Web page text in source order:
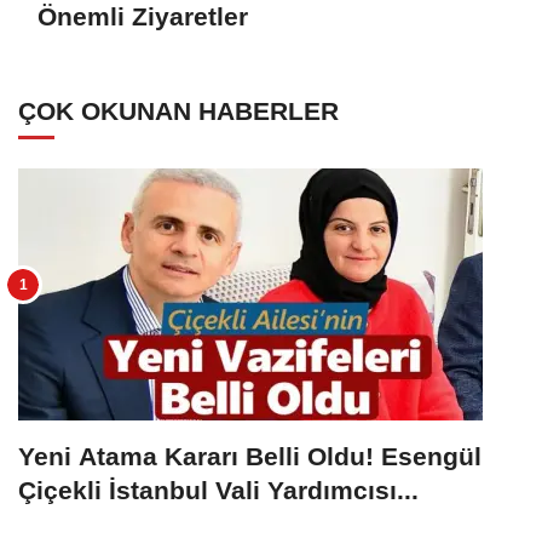
Önemli Ziyaretler
ÇOK OKUNAN HABERLER
Yeni Atama Kararı Belli Oldu! Esengül
Çiçekli İstanbul Vali Yardımcısı...